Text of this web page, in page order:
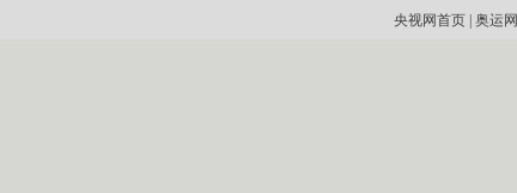
央视网首页| 奥运网